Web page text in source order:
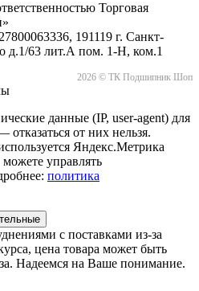
Торговая
191119 г. Санкт-
д.1/63 лит.А пом. 1-Н, ком.1
2026 © ТК Подшипник Шоп
данные (IP, user-agent) для
отказаться от них нельзя.
Яндекс.Метрика
управлять
политика
с поставками из-за
цена товара может быть
Надеемся на Ваше понимание.